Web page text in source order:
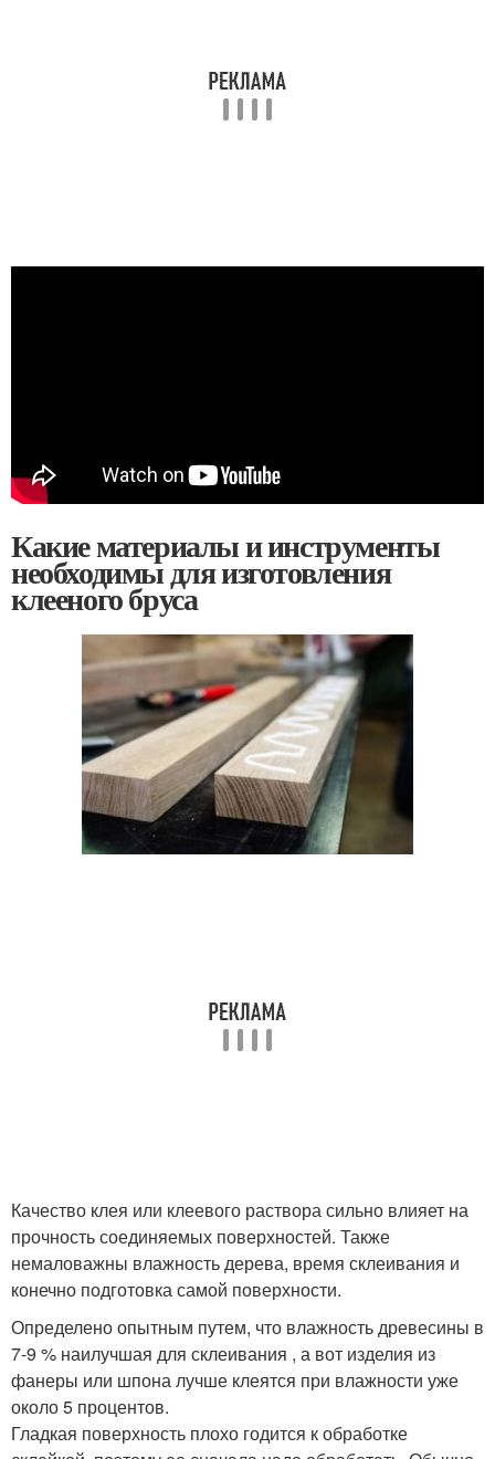
Какие материалы и инструменты
необходимы для изготовления
клееного бруса
Качество клея или клеевого раствора сильно влияет на
прочность соединяемых поверхностей. Также
немаловажны влажность дерева, время склеивания и
конечно подготовка самой поверхности.
Определено опытным путем, что влажность древесины в
7-9 % наилучшая для склеивания , а вот изделия из
фанеры или шпона лучше клеятся при влажности уже
около 5 процентов.
Гладкая поверхность плохо годится к обработке